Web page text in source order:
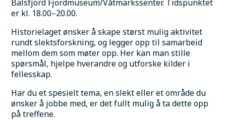
Balsfjord Fjordmuseum/Våtmarkssenter. Tidspunktet
er kl. 18.00–20.00.
Historielaget ønsker å skape størst mulig aktivitet
rundt slektsforskning, og legger opp til samarbeid
mellom dem som møter opp. Her kan man stille
spørsmål, hjelpe hverandre og utforske kilder i
fellesskap.
Har du et spesielt tema, en slekt eller et område du
ønsker å jobbe med, er det fullt mulig å ta dette opp
på treffene.